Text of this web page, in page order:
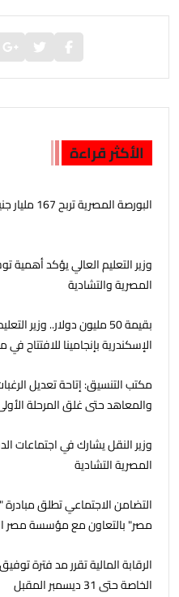
الأكثر قراءة
البورصة المصرية تربح 167 مليار جنيه خلال الأسبوع الماضى
وزير التعليم العالي يؤكد أهمية
المصرية والتشادية
بقيمة 50 مليون دولار.. وزير
الإسكندرية بإنجامينا للافتتاح في
مكتب التنسيق: إتاحة تعديل
والمعاهد حتى غلق المرحلة
وزير النقل يشارك في اجتماعات
المصرية التشادية
التضامن الاجتماعي تطلق مبادرة
مصر" بالتعاون مع مؤسسة مصر
الرقابة المالية تقرر مد فترة
الخاصة حتى 31 ديسمبر المقبل